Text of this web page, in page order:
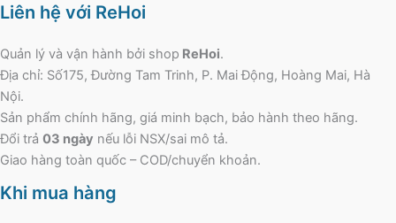
Liên hệ với ReHoi
Quản lý và vận hành bởi shop ReHoi.
Địa chỉ: Số175, Đường Tam Trinh, P. Mai Động, Hoàng Mai, Hà
Nội.
Sản phẩm chính hãng, giá minh bạch, bảo hành theo hãng.
Đổi trả 03 ngày nếu lỗi NSX/sai mô tả.
Giao hàng toàn quốc – COD/chuyển khoản.
Khi mua hàng